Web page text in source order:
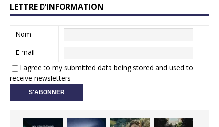
LETTRE D’INFORMATION
Nom
E-mail
I agree to my submitted data being stored and used to
receive newsletters